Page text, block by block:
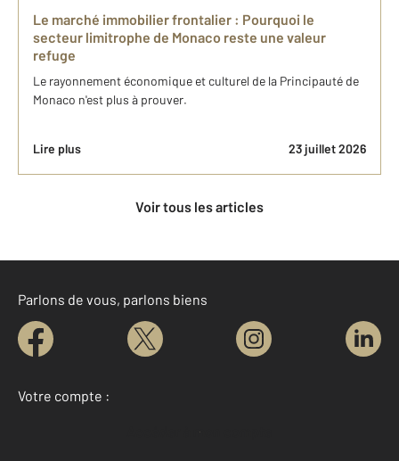
Le marché immobilier frontalier : Pourquoi le
secteur limitrophe de Monaco reste une valeur
refuge
Le rayonnement économique et culturel de la Principauté de
Monaco n'est plus à prouver.
Lire plus 23 juillet 2026
Voir tous les articles
Parlons de vous, parlons biens
Votre compte :
Accéder à mon compte